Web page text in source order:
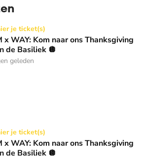
naar ons Thanksgiving gala in de
je ticket(s)
x WAY: Kom naar ons Thanksgiving
de Basiliek 🪩
geleden
naar ons Thanksgiving gala in de
je ticket(s)
x WAY: Kom naar ons Thanksgiving
de Basiliek 🪩